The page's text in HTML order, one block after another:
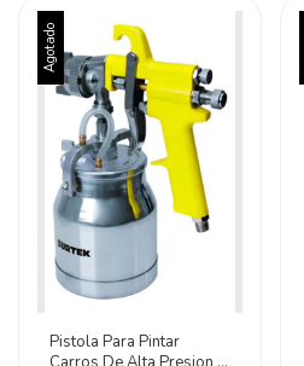
Agotado
Pistola Para Pintar